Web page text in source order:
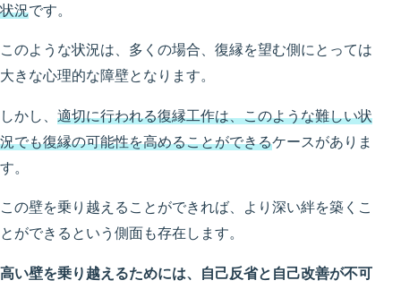
状況です。
このような状況は、多くの場合、復縁を望む側にとっては
大きな心理的な障壁となります。
しかし、 適切に行われる復縁工作は、このような難しい状
況でも復縁の可能性を高めることができるケースがありま
す。
この壁を乗り越えることができれば、より深い絆を築くこ
とができるという側面も存在します。
高い壁を乗り越えるためには、自己反省と自己改善が不可